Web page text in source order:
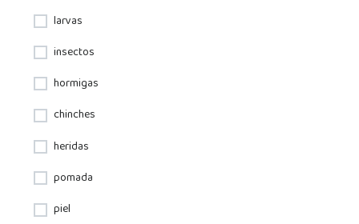
larvas
insectos
hormigas
chinches
heridas
pomada
piel